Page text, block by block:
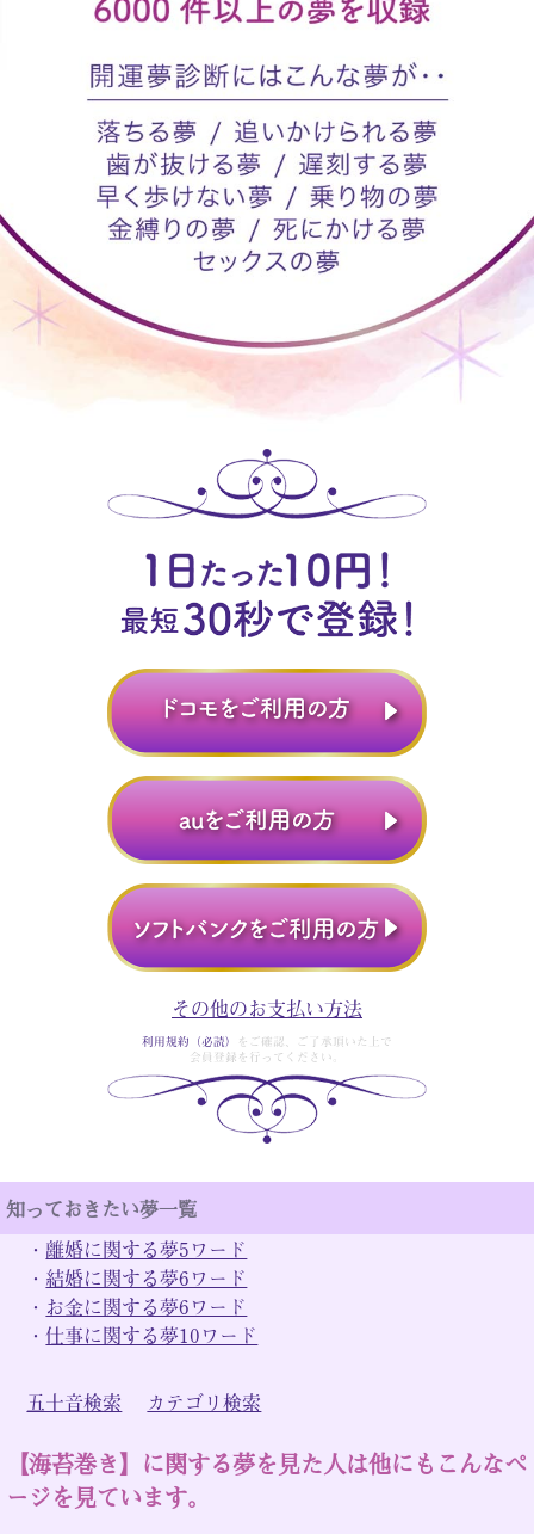
その他のお支払い方法
利用規約（必読）
をご確認、ご了承頂いた上で
会員登録を行ってください。
知っておきたい夢一覧
・ 離婚に関する夢5ワード
・ 結婚に関する夢6ワード
・ お金に関する夢6ワード
・仕事に関する夢10ワード
五十音検索 カテゴリ検索
【海苔巻き】に関する夢を見た人は他にもこんなペ
ージを見ています。